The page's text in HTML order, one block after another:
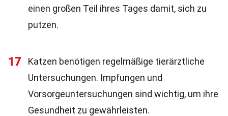
einen großen Teil ihres Tages damit, sich zu
putzen.
17
Katzen benötigen regelmäßige tierärztliche
Untersuchungen. Impfungen und
Vorsorgeuntersuchungen sind wichtig, um ihre
Gesundheit zu gewährleisten.